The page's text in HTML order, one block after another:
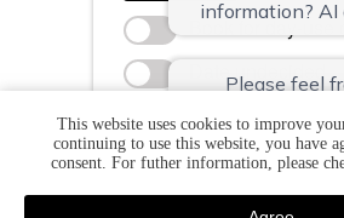
Book for day-use
Date undecided
ベストレート保証 / 公式HPから
す
ご予約の確認・キャンセルはこ
上松や会員ポイントサービス
This website uses cookies to improve
continuing to use this website, you have
consent. For futher information, please